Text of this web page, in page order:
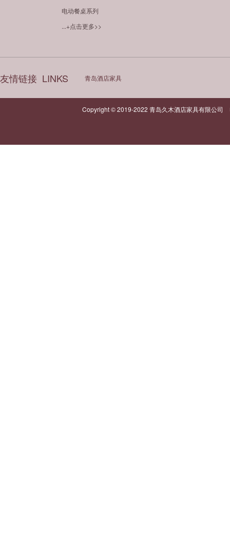
电动餐桌系列
...+点击更多>>
友情链接 LINKS 青岛酒店家具
Copyright © 2019-2022 青岛久木酒店家具有限公